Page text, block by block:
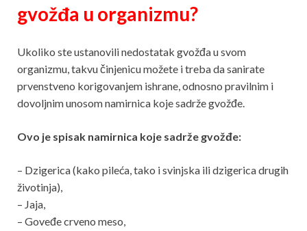
gvožđa u organizmu?
Ukoliko ste ustanovili nedostatak gvožđa u svom
organizmu, takvu činjenicu možete i treba da sanirate
prvenstveno korigovanjem ishrane, odnosno pravilnim i
dovoljnim unosom namirnica koje sadrže gvožđe.
Ovo je spisak namirnica koje sadrže gvožđe:
– Dzigerica (kako pileća, tako i svinjska ili dzigerica drugih
životinja),
– Jaja,
– Goveđe crveno meso,